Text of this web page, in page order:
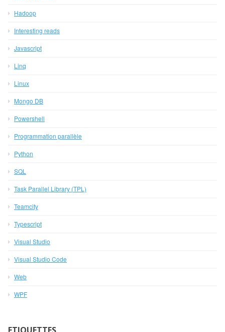
Hadoop
Interesting reads
Javascript
Linq
Linux
Mongo DB
Powershell
Programmation parallèle
Python
SQL
Task Parallel Library (TPL)
Teamcity
Typescript
Visual Studio
Visual Studio Code
Web
WPF